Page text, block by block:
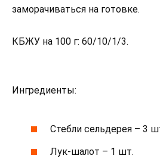
заморачиваться на готовке.
КБЖУ на 100 г: 60/10/1/3.
Ингредиенты:
Стебли сельдерея – 3
Лук-шалот – 1 шт.